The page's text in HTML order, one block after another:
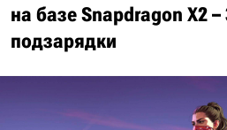
на базе Snapdragon X2 –
подзарядки